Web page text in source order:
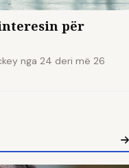
për
nga 24 deri më 26